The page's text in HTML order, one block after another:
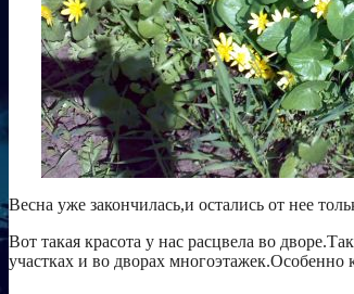
Я читаю [2]
Koduzyra
1 подписчик
Laze33
1 подписчик
Реклама
Весна уже закончилась,и остались от нее
Вот такая красота у нас расцвела во
участках и во дворах